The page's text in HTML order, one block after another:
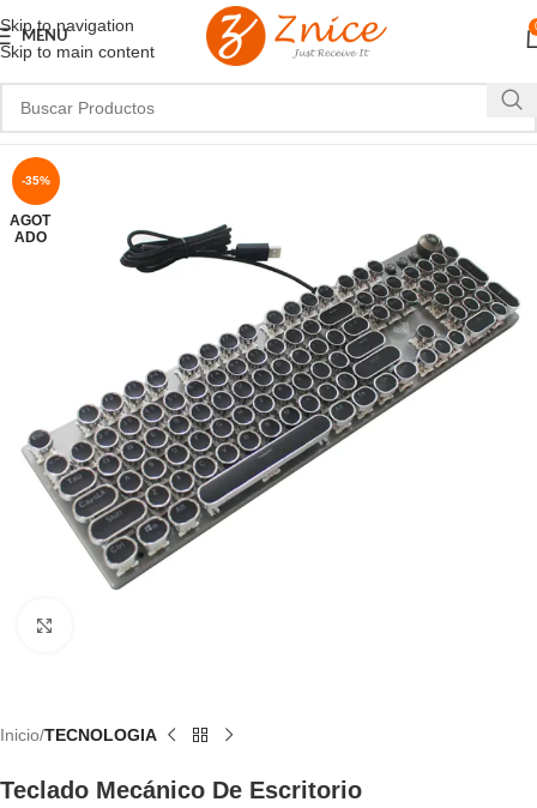
Skip to navigation
Skip to main content
MENU
-35%
AGOT
ADO
Inicio TECNOLOGIA
Teclado Mecánico De Escritorio